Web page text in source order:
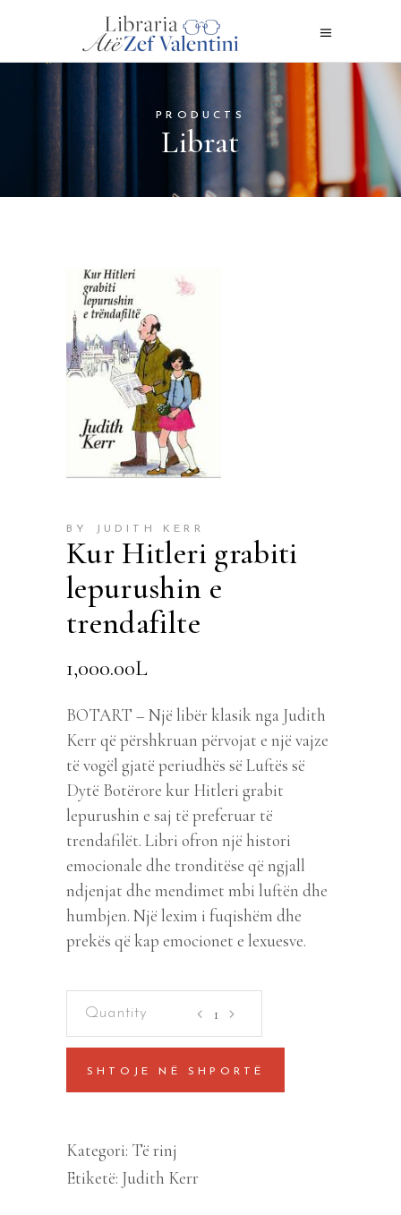
PRODUCTS
Librat
BY JUDITH KERR
Kur Hitleri grabiti
lepurushin e
trendafilte
1,000.00L
BOTART – Një libër klasik nga Judith
Kerr që përshkruan përvojat e një vajze
të vogël gjatë periudhës së Luftës së
Dytë Botërore kur Hitleri grabit
lepurushin e saj të preferuar të
trendafilët. Libri ofron një histori
emocionale dhe tronditëse që ngjall
ndjenjat dhe mendimet mbi luftën dhe
humbjen. Një lexim i fuqishëm dhe
prekës që kap emocionet e lexuesve.
grabiti
lepurushin
quantity
SHTOJE NË SHPORTË
Kategori: Të rinj
Etiketë: Judith Kerr